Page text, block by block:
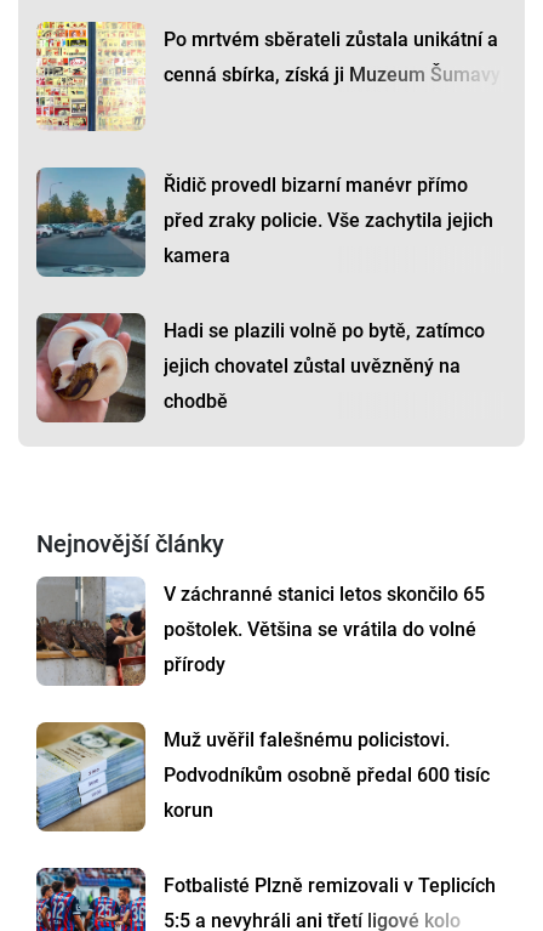
Po mrtvém sběrateli zůstala unikátní a
cenná sbírka, získá ji Muzeum Šumavy
Řidič provedl bizarní manévr přímo
před zraky policie. Vše zachytila jejich
kamera
Hadi se plazili volně po bytě, zatímco
jejich chovatel zůstal uvězněný na
chodbě
Nejnovější články
V záchranné stanici letos skončilo 65
poštolek. Většina se vrátila do volné
přírody
Muž uvěřil falešnému policistovi.
Podvodníkům osobně předal 600 tisíc
korun
Fotbalisté Plzně remizovali v Teplicích
5:5 a nevyhráli ani třetí ligové kolo